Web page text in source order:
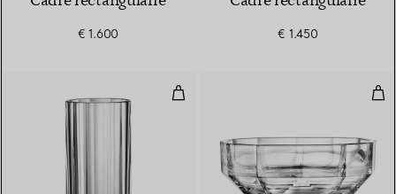
€ 1.600 € 1.450
Vase en cristal